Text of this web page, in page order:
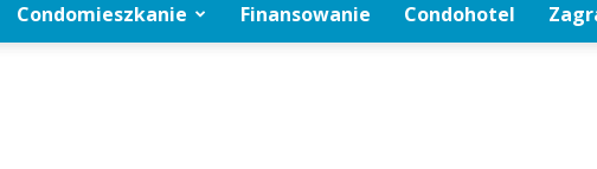
Condomieszkanie Finansowanie Condohotel